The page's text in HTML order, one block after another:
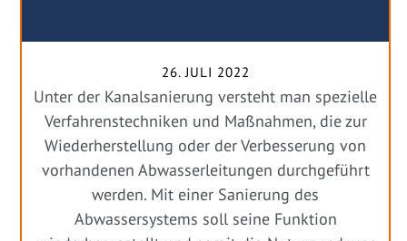
26. JULI 2022
Unter der Kanalsanierung versteht man spezielle
Verfahrenstechniken und Maßnahmen, die zur
Wiederherstellung oder der Verbesserung von
vorhandenen Abwasserleitungen durchgeführt
werden. Mit einer Sanierung des
Abwassersystems soll seine Funktion